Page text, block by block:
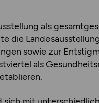
als
die
sowie zur
als